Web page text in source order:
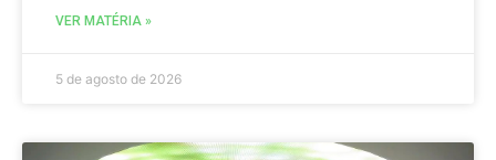
VER MATÉRIA »
5 de agosto de 2026